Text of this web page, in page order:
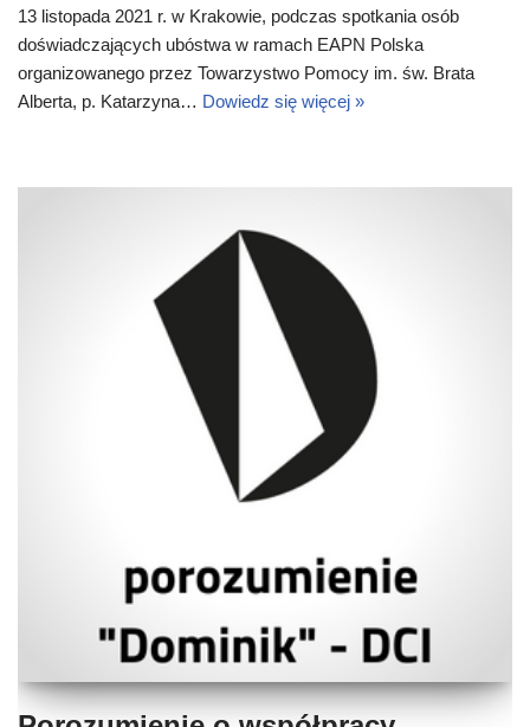
13 listopada 2021 r. w Krakowie, podczas spotkania osób
doświadczających ubóstwa w ramach EAPN Polska
organizowanego przez Towarzystwo Pomocy im. św. Brata
Alberta, p. Katarzyna… Dowiedz się więcej »